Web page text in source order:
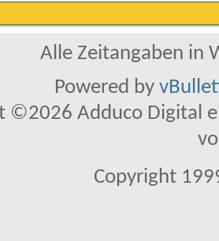
Alle Zeitangaben in
Powered by
©2026 Adduco Digital
Copyright